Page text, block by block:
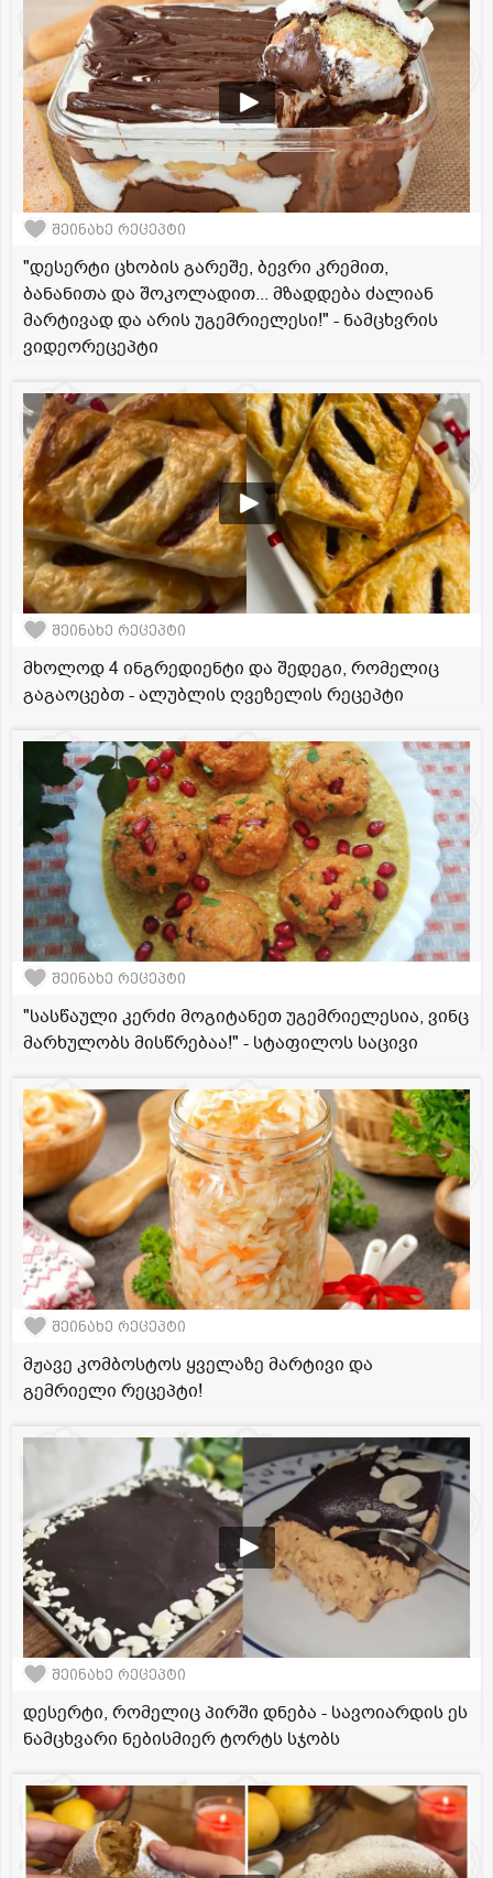
შეინახე რეცეპტი
"დესერტი ცხობის გარეშე, ბევრი კრემით,
ბანანითა და შოკოლადით... მზადდება ძალიან
მარტივად და არის უგემრიელესი!" - ნამცხვრის
ვიდეორეცეპტი
შეინახე რეცეპტი
მხოლოდ 4 ინგრედიენტი და შედეგი, რომელიც
გაგაოცებთ - ალუბლის ღვეზელის რეცეპტი
შეინახე რეცეპტი
"სასწაული კერძი მოგიტანეთ უგემრიელესია, ვინც
მარხულობს მისწრებაა!" - სტაფილოს საცივი
შეინახე რეცეპტი
მჟავე კომბოსტოს ყველაზე მარტივი და
გემრიელი რეცეპტი!
შეინახე რეცეპტი
დესერტი, რომელიც პირში დნება - სავოიარდის ეს
ნამცხვარი ნებისმიერ ტორტს სჯობს